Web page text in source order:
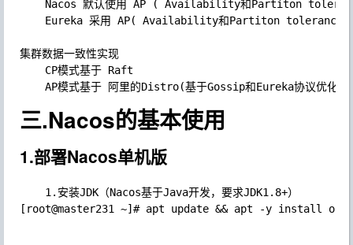
集群数据一致性实现
三.Nacos的基本使用
1.部署Nacos单机版
[root@master231 ~]# apt update && apt -y install